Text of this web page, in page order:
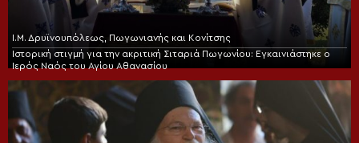
Ι.Μ. Δρυϊνουπόλεως, Πωγωνιανής και Κονίτσης
Ιστορική στιγμή για την ακριτική Σιταριά Πωγωνίου: Εγκαινιάστηκε ο
Ιερός Ναός του Αγίου Αθανασίου